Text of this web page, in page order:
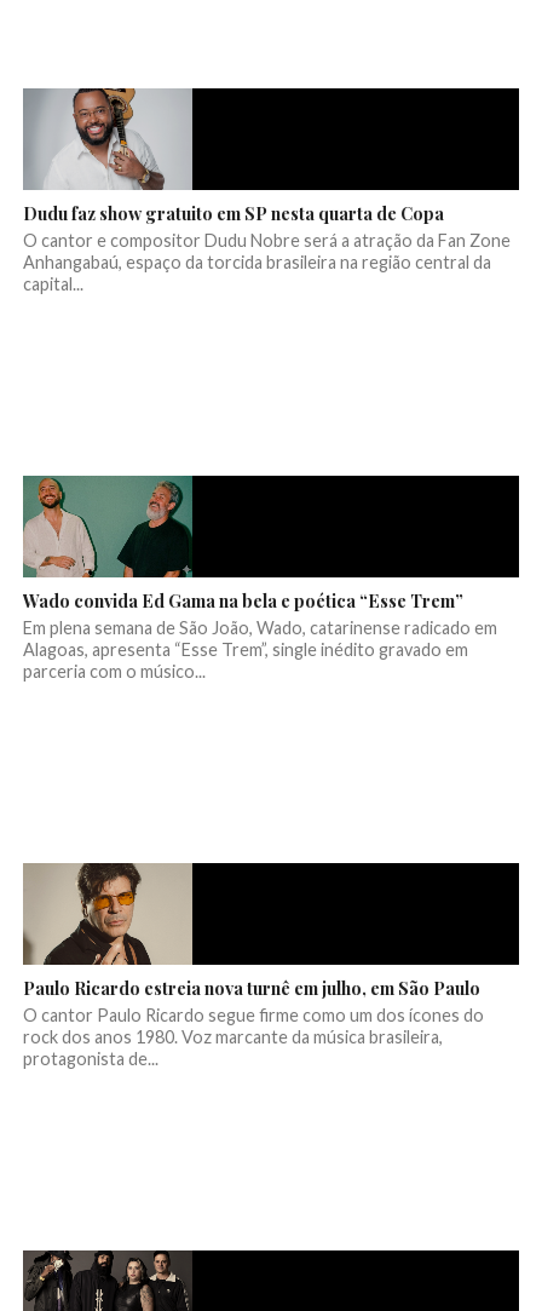
Dudu faz show gratuito em SP nesta quarta de Copa
O cantor e compositor Dudu Nobre será a atração da Fan Zone
Anhangabaú, espaço da torcida brasileira na região central da
capital...
Wado convida Ed Gama na bela e poética “Esse Trem”
Em plena semana de São João, Wado, catarinense radicado em
Alagoas, apresenta “Esse Trem”, single inédito gravado em
parceria com o músico...
Paulo Ricardo estreia nova turnê em julho, em São Paulo
O cantor Paulo Ricardo segue firme como um dos ícones do
rock dos anos 1980. Voz marcante da música brasileira,
protagonista de...